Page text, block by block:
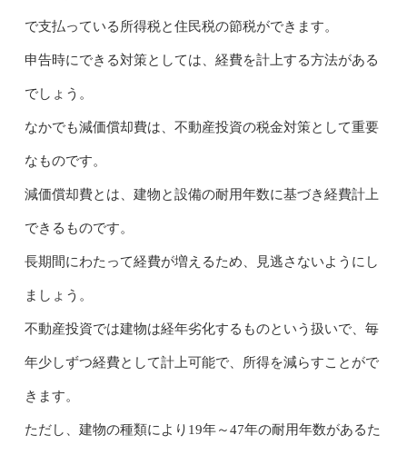
で支払っている所得税と住民税の節税ができます。
申告時にできる対策としては、経費を計上する方法がある
でしょう。
なかでも減価償却費は、不動産投資の税金対策として重要
なものです。
減価償却費とは、建物と設備の耐用年数に基づき経費計上
できるものです。
長期間にわたって経費が増えるため、見逃さないようにし
ましょう。
不動産投資では建物は経年劣化するものという扱いで、毎
年少しずつ経費として計上可能で、所得を減らすことがで
きます。
ただし、建物の種類により19年～47年の耐用年数があるた